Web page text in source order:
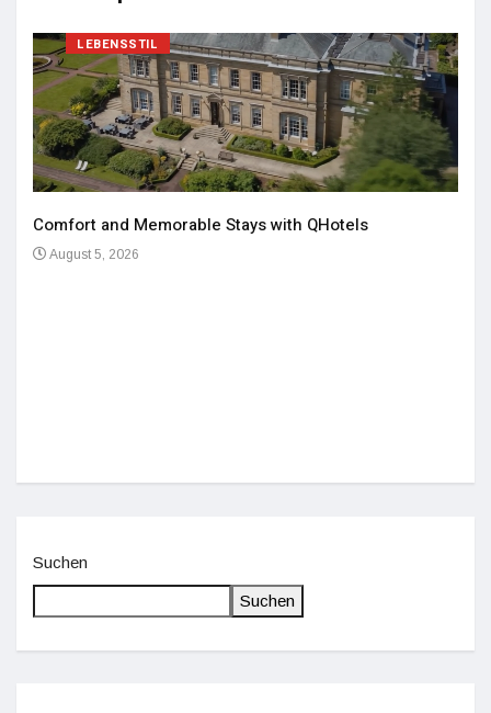
LEBENSSTIL
Comfort and Memorable Stays with QHotels
August 5, 2026
Suchen
Suchen